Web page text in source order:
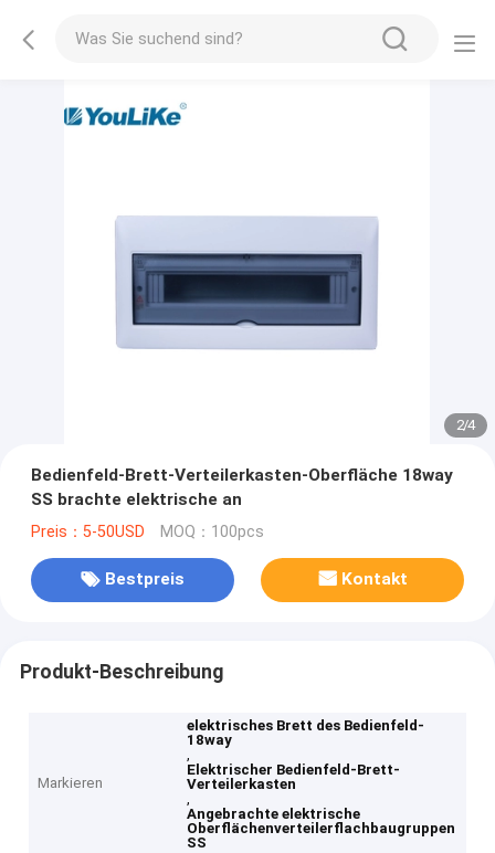
2/4
Bedienfeld-Brett-Verteilerkasten-Oberfläche 18way
SS brachte elektrische an
Preis：5-50USD MOQ：100pcs
Bestpreis Kontakt
Produkt-Beschreibung
Markieren
elektrisches Brett des Bedienfeld-
18way
,
Elektrischer Bedienfeld-Brett-
Verteilerkasten
,
Angebrachte elektrische
Oberflächenverteilerflachbaugruppen
SS